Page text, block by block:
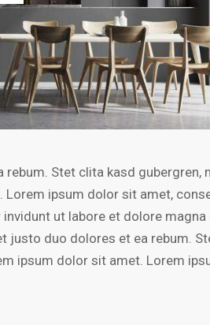
Stet clita kasd gubergren,
ipsum dolor sit amet,
ut labore et dolore magna
justo duo dolores et ea rebum.
ipsum dolor sit amet. Lorem